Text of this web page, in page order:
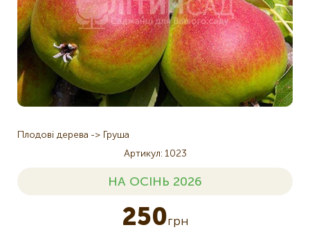
Плодові дерева
Груша
Артикул 1023
НА ОСІНЬ 2026
250грн